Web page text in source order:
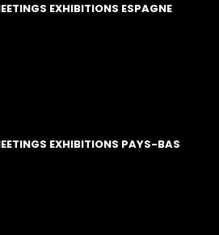
EXHIBITIONS ESPAGNE
EXHIBITIONS PAYS-BAS